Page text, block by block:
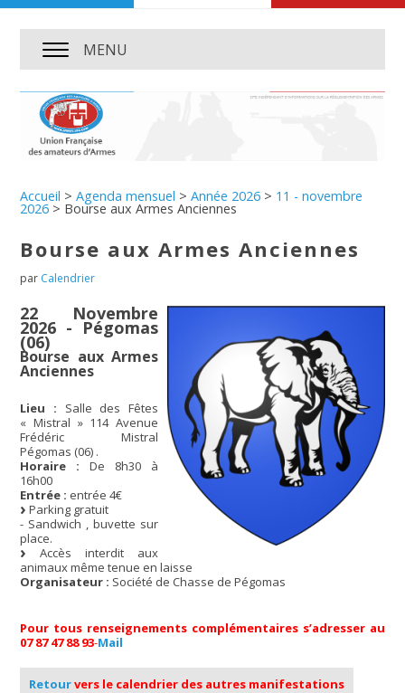
MENU
Accueil >Agenda mensuel >Année 2026 > 11 - novembre
2026 > Bourse aux Armes Anciennes
Bourse aux Armes Anciennes
par Calendrier
22 Novembre
2026 - Pégomas
(06)
Bourse aux Armes
Anciennes
Lieu : Salle des Fêtes
« Mistral » 114 Avenue
Frédéric Mistral
Pégomas (06) .
Horaire : De 8h30 à
16h00
Entrée : entrée 4€
Parking gratuit
- Sandwich , buvette sur
place.
Accès interdit aux
animaux même tenue en laisse
Organisateur : Société de Chasse de Pégomas
Pour tous renseignements complémentaires s’adresser au
07 87 47 88 93-Mail
Retourvers le calendrier des autres manifestations